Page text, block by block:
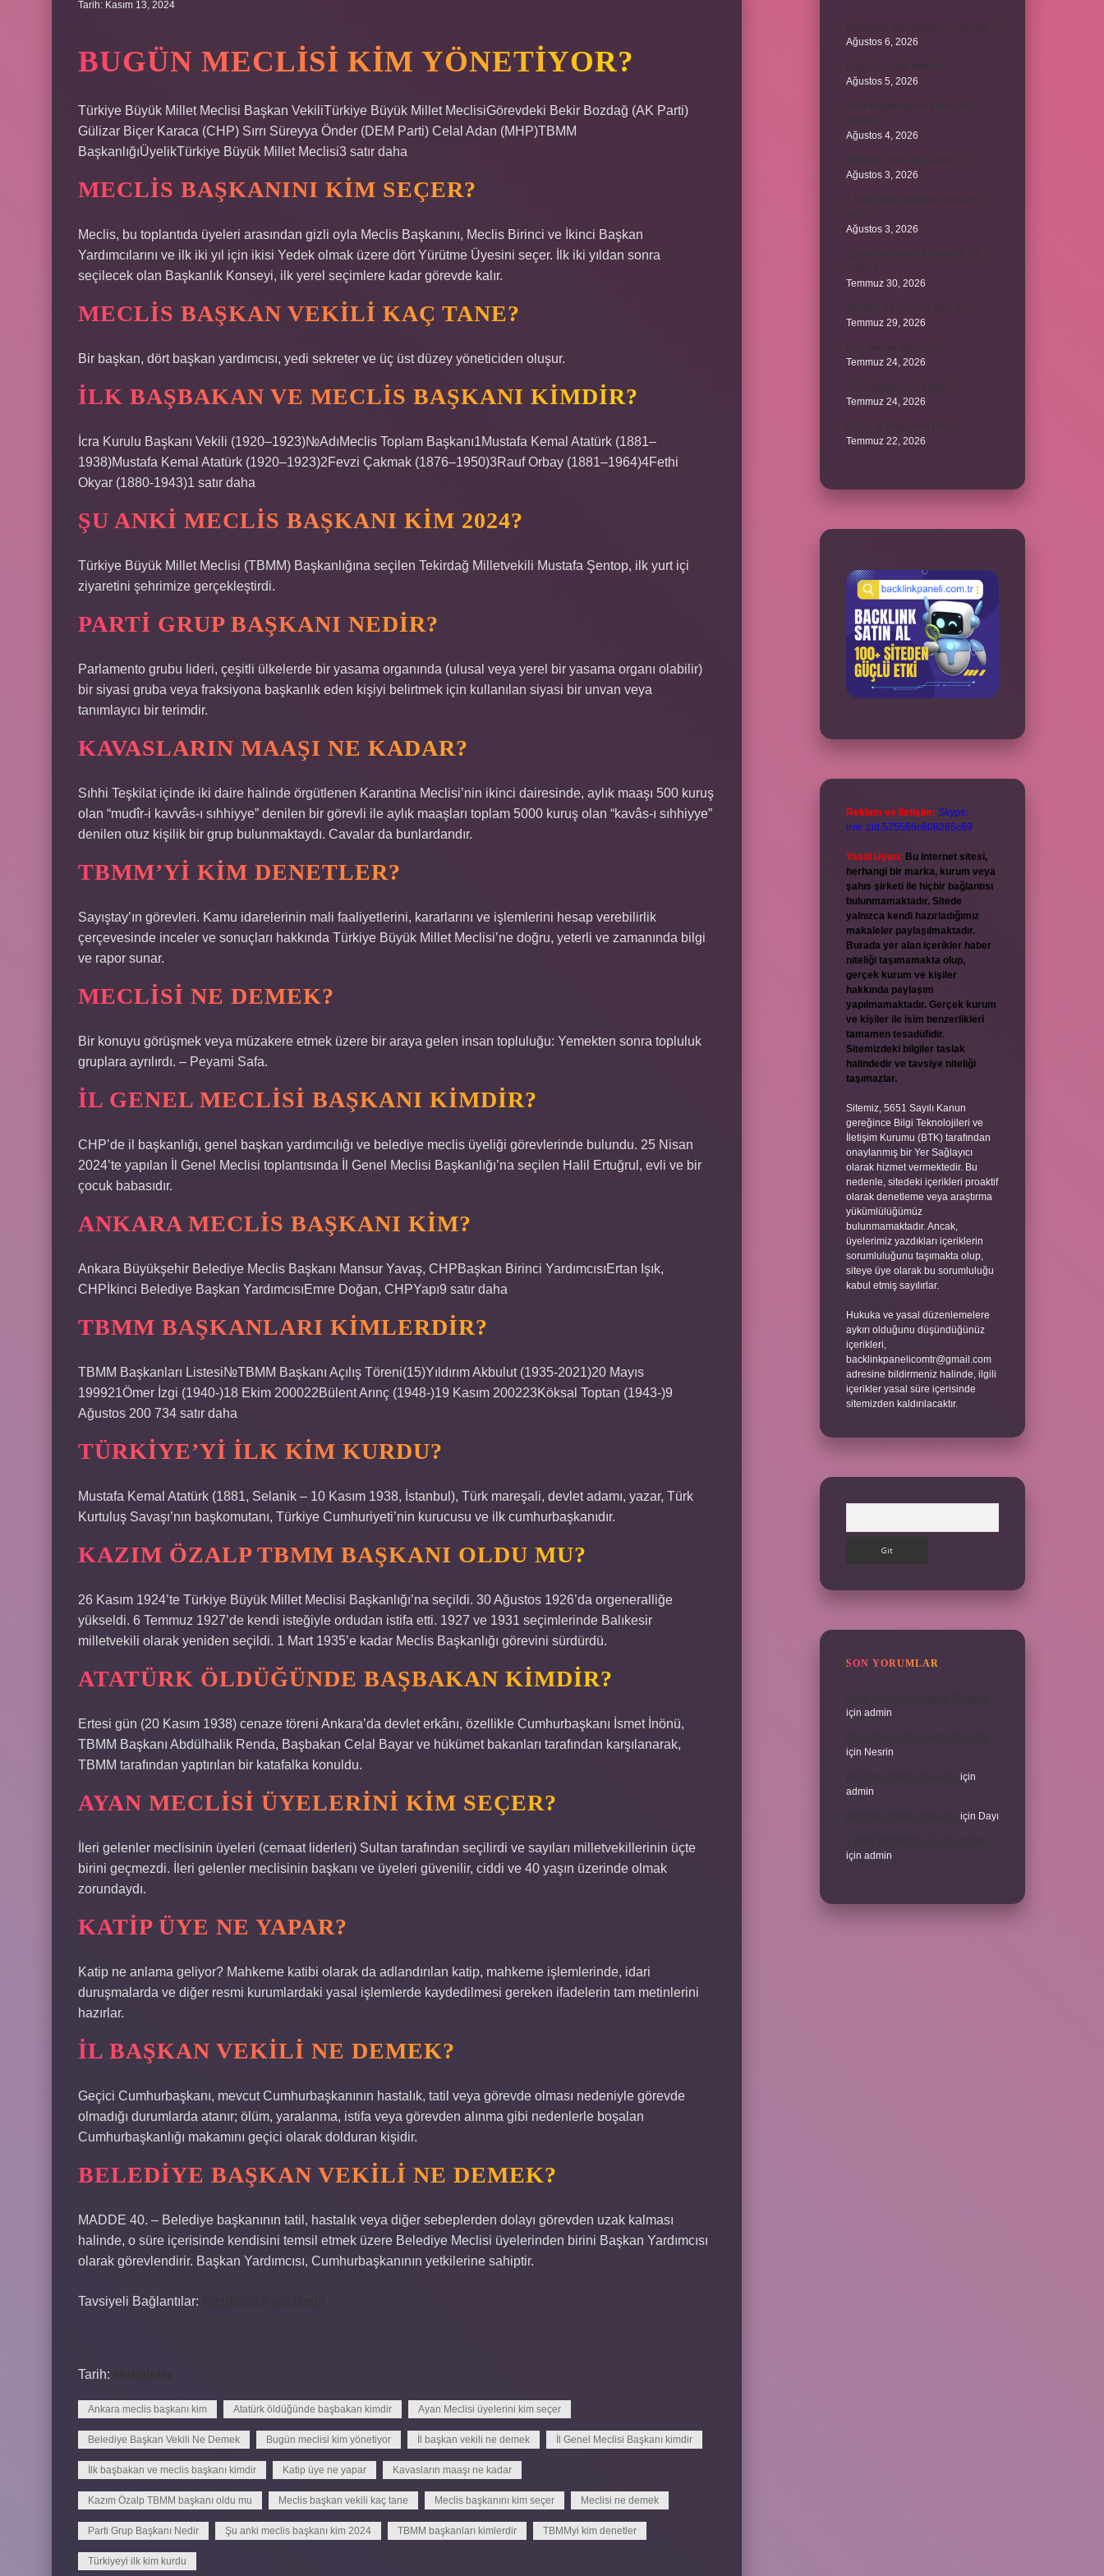
Tarih: Kasım 13, 2024
BUGÜN MECLISI KIM YÖNETIYOR?
Türkiye Büyük Millet Meclisi Başkan VekiliTürkiye Büyük Millet MeclisiGörevdeki Bekir Bozdağ (AK Parti)
Gülizar Biçer Karaca (CHP) Sırrı Süreyya Önder (DEM Parti) Celal Adan (MHP)TBMM
BaşkanlığıÜyelikTürkiye Büyük Millet Meclisi3 satır daha
MECLIS BAŞKANINI KIM SEÇER?
Meclis, bu toplantıda üyeleri arasından gizli oyla Meclis Başkanını, Meclis Birinci ve İkinci Başkan
Yardımcılarını ve ilk iki yıl için ikisi Yedek olmak üzere dört Yürütme Üyesini seçer. İlk iki yıldan sonra
seçilecek olan Başkanlık Konseyi, ilk yerel seçimlere kadar görevde kalır.
MECLIS BAŞKAN VEKILI KAÇ TANE?
Bir başkan, dört başkan yardımcısı, yedi sekreter ve üç üst düzey yöneticiden oluşur.
İLK BAŞBAKAN VE MECLIS BAŞKANI KIMDIR?
İcra Kurulu Başkanı Vekili (1920–1923)№AdıMeclis Toplam Başkanı1Mustafa Kemal Atatürk (1881–
1938)Mustafa Kemal Atatürk (1920–1923)2Fevzi Çakmak (1876–1950)3Rauf Orbay (1881–1964)4Fethi
Okyar (1880-1943)1 satır daha
ŞU ANKI MECLIS BAŞKANI KIM 2024?
Türkiye Büyük Millet Meclisi (TBMM) Başkanlığına seçilen Tekirdağ Milletvekili Mustafa Şentop, ilk yurt içi
ziyaretini şehrimize gerçekleştirdi.
PARTI GRUP BAŞKANI NEDIR?
Parlamento grubu lideri, çeşitli ülkelerde bir yasama organında (ulusal veya yerel bir yasama organı olabilir)
bir siyasi gruba veya fraksiyona başkanlık eden kişiyi belirtmek için kullanılan siyasi bir unvan veya
tanımlayıcı bir terimdir.
KAVASLARIN MAAŞI NE KADAR?
Sıhhi Teşkilat içinde iki daire halinde örgütlenen Karantina Meclisi’nin ikinci dairesinde, aylık maaşı 500 kuruş
olan “mudîr-i kavvâs-ı sıhhiyye” denilen bir görevli ile aylık maaşları toplam 5000 kuruş olan “kavâs-ı sıhhiyye”
denilen otuz kişilik bir grup bulunmaktaydı. Cavalar da bunlardandır.
TBMM’YI KIM DENETLER?
Sayıştay’ın görevleri. Kamu idarelerinin mali faaliyetlerini, kararlarını ve işlemlerini hesap verebilirlik
çerçevesinde inceler ve sonuçları hakkında Türkiye Büyük Millet Meclisi’ne doğru, yeterli ve zamanında bilgi
ve rapor sunar.
MECLISI NE DEMEK?
Bir konuyu görüşmek veya müzakere etmek üzere bir araya gelen insan topluluğu: Yemekten sonra topluluk
gruplara ayrılırdı. – Peyami Safa.
İL GENEL MECLISI BAŞKANI KIMDIR?
CHP’de il başkanlığı, genel başkan yardımcılığı ve belediye meclis üyeliği görevlerinde bulundu. 25 Nisan
2024’te yapılan İl Genel Meclisi toplantısında İl Genel Meclisi Başkanlığı’na seçilen Halil Ertuğrul, evli ve bir
çocuk babasıdır.
ANKARA MECLIS BAŞKANI KIM?
Ankara Büyükşehir Belediye Meclis Başkanı Mansur Yavaş, CHPBaşkan Birinci YardımcısıErtan Işık,
CHPİkinci Belediye Başkan YardımcısıEmre Doğan, CHPYapı9 satır daha
TBMM BAŞKANLARI KIMLERDIR?
TBMM Başkanları Listesi№TBMM Başkanı Açılış Töreni(15)Yıldırım Akbulut (1935-2021)20 Mayıs
199921Ömer İzgi (1940-)18 Ekim 200022Bülent Arınç (1948-)19 Kasım 200223Köksal Toptan (1943-)9
Ağustos 200 734 satır daha
TÜRKIYE’YI ILK KIM KURDU?
Mustafa Kemal Atatürk (1881, Selanik – 10 Kasım 1938, İstanbul), Türk mareşali, devlet adamı, yazar, Türk
Kurtuluş Savaşı’nın başkomutanı, Türkiye Cumhuriyeti’nin kurucusu ve ilk cumhurbaşkanıdır.
KAZIM ÖZALP TBMM BAŞKANI OLDU MU?
26 Kasım 1924’te Türkiye Büyük Millet Meclisi Başkanlığı’na seçildi. 30 Ağustos 1926’da orgeneralliğe
yükseldi. 6 Temmuz 1927’de kendi isteğiyle ordudan istifa etti. 1927 ve 1931 seçimlerinde Balıkesir
milletvekili olarak yeniden seçildi. 1 Mart 1935’e kadar Meclis Başkanlığı görevini sürdürdü.
ATATÜRK ÖLDÜĞÜNDE BAŞBAKAN KIMDIR?
Ertesi gün (20 Kasım 1938) cenaze töreni Ankara’da devlet erkânı, özellikle Cumhurbaşkanı İsmet İnönü,
TBMM Başkanı Abdülhalik Renda, Başbakan Celal Bayar ve hükümet bakanları tarafından karşılanarak,
TBMM tarafından yaptırılan bir katafalka konuldu.
AYAN MECLISI ÜYELERINI KIM SEÇER?
İleri gelenler meclisinin üyeleri (cemaat liderleri) Sultan tarafından seçilirdi ve sayıları milletvekillerinin üçte
birini geçmezdi. İleri gelenler meclisinin başkanı ve üyeleri güvenilir, ciddi ve 40 yaşın üzerinde olmak
zorundaydı.
KATIP ÜYE NE YAPAR?
Katip ne anlama geliyor? Mahkeme katibi olarak da adlandırılan katip, mahkeme işlemlerinde, idari
duruşmalarda ve diğer resmi kurumlardaki yasal işlemlerde kaydedilmesi gereken ifadelerin tam metinlerini
hazırlar.
İL BAŞKAN VEKILI NE DEMEK?
Geçici Cumhurbaşkanı, mevcut Cumhurbaşkanının hastalık, tatil veya görevde olması nedeniyle görevde
olmadığı durumlarda atanır; ölüm, yaralanma, istifa veya görevden alınma gibi nedenlerle boşalan
Cumhurbaşkanlığı makamını geçici olarak dolduran kişidir.
BELEDIYE BAŞKAN VEKILI NE DEMEK?
MADDE 40. – Belediye başkanının tatil, hastalık veya diğer sebeplerden dolayı görevden uzak kalması
halinde, o süre içerisinde kendisini temsil etmek üzere Belediye Meclisi üyelerinden birini Başkan Yardımcısı
olarak görevlendirir. Başkan Yardımcısı, Cumhurbaşkanının yetkilerine sahiptir.
Tavsiyeli Bağlantılar: Nezdinde Para Nedir
Tarih: Makaleler
Ankara meclis başkanı kim Atatürk öldüğünde başbakan kimdir Ayan Meclisi üyelerini kim seçer
Belediye Başkan Vekili Ne Demek Bugün meclisi kim yönetiyor İl başkan vekili ne demek İl Genel Meclisi Başkanı kimdir
İlk başbakan ve meclis başkanı kimdir Katip üye ne yapar Kavasların maaşı ne kadar
Kazım Özalp TBMM başkanı oldu mu Meclis başkan vekili kaç tane Meclis başkanını kim seçer Meclisi ne demek
Parti Grup Başkanı Nedir Şu anki meclis başkanı kim 2024 TBMM başkanları kimlerdir TBMMyi kim denetler
Türkiyeyi ilk kim kurdu
Bordroda aynı yardım ne demek ?
Ağustos 6, 2026
Koşulsuz iade nedir ?
Ağustos 5, 2026
Ağustos 4, 2026
Ağustos 3, 2026
4 takım aynı puanda olursa ne
Ağustos 3, 2026
Şubat ayı neden 4 yılda bir 29
Temmuz 30, 2026
Temmuz 29, 2026
Temmuz 24, 2026
Temmuz 24, 2026
Temmuz 22, 2026
Reklam ve İletişim: Skype:
live:.cid.575569c608265c69
Yasal Uyarı: Bu internet sitesi,
herhangi bir marka, kurum veya
şahıs şirketi ile hiçbir bağlantısı
bulunmamaktadır. Sitede
yalnızca kendi hazırladığımız
makaleler paylaşılmaktadır.
Burada yer alan içerikler haber
niteliği taşımamakta olup,
gerçek kurum ve kişiler
hakkında paylaşım
yapılmamaktadır. Gerçek kurum
ve kişiler ile isim benzerlikleri
tamamen tesadüfidir.
Sitemizdeki bilgiler taslak
halindedir ve tavsiye niteliği
taşımazlar.
Sitemiz, 5651 Sayılı Kanun
gereğince Bilgi Teknolojileri ve
İletişim Kurumu (BTK) tarafından
onaylanmış bir Yer Sağlayıcı
olarak hizmet vermektedir. Bu
nedenle, sitedeki içerikleri proaktif
olarak denetleme veya araştırma
yükümlülüğümüz
bulunmamaktadır. Ancak,
üyelerimiz yazdıkları içeriklerin
sorumluluğunu taşımakta olup,
siteye üye olarak bu sorumluluğu
kabul etmiş sayılırlar.
Hukuka ve yasal düzenlemelere
aykırı olduğunu düşündüğünüz
içerikleri,
backlinkpanelicomtr@gmail.com
adresine bildirmeniz halinde, ilgili
içerikler yasal süre içerisinde
sitemizden kaldırılacaktır.
SON YORUMLAR
için admin
için Nesrin
için
admin
için Dayı
için admin